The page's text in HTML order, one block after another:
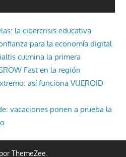
la cibercrisis educativa
para la economía digital
culmina la primera
Fast en la región
así funciona VUEROID
vacaciones ponen a prueba la
ThemeZee.